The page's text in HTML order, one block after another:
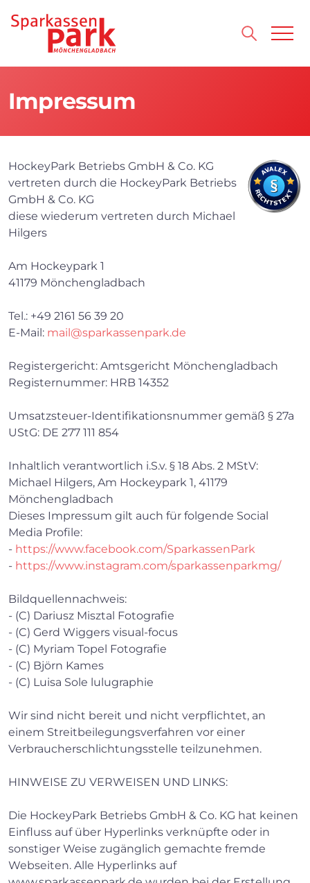
Impressum
HockeyPark Betriebs GmbH & Co. KG
vertreten durch die HockeyPark Betriebs
GmbH & Co. KG
diese wiederum vertreten durch Michael
Hilgers
Am Hockeypark 1
41179 Mönchengladbach
Tel.: +49 2161 56 39 20
E-Mail: mail@sparkassenpark.de
Registergericht: Amtsgericht Mönchengladbach
Registernummer: HRB 14352
Umsatzsteuer-Identifikationsnummer gemäß § 27a
UStG: DE 277 111 854
Inhaltlich verantwortlich i.S.v. § 18 Abs. 2 MStV:
Michael Hilgers, Am Hockeypark 1, 41179
Mönchengladbach
Dieses Impressum gilt auch für folgende Social
Media Profile:
- https://www.facebook.com/SparkassenPark
- https://www.instagram.com/sparkassenparkmg/
Bildquellennachweis:
- (C) Dariusz Misztal Fotografie
- (C) Gerd Wiggers visual-focus
- (C) Myriam Topel Fotografie
- (C) Björn Kames
- (C) Luisa Sole lulugraphie
Wir sind nicht bereit und nicht verpflichtet, an
einem Streitbeilegungsverfahren vor einer
Verbraucherschlichtungsstelle teilzunehmen.
HINWEISE ZU VERWEISEN UND LINKS:
Die HockeyPark Betriebs GmbH & Co. KG hat keinen
Einfluss auf über Hyperlinks verknüpfte oder in
sonstiger Weise zugänglich gemachte fremde
Webseiten. Alle Hyperlinks auf